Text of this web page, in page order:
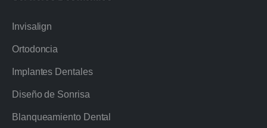
Invisalign
Ortodoncia
Implantes Dentales
Diseño de Sonrisa
Blanqueamiento Dental